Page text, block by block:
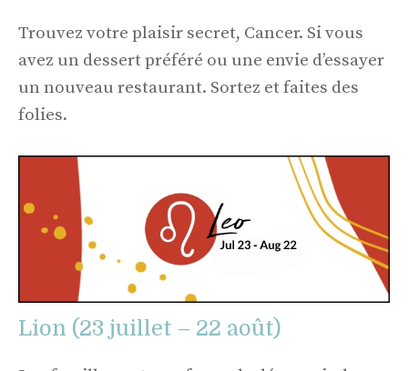
Trouvez votre plaisir secret, Cancer. Si vous
avez un dessert préféré ou une envie d’essayer
un nouveau restaurant. Sortez et faites des
folies.
Lion (23 juillet – 22 août)